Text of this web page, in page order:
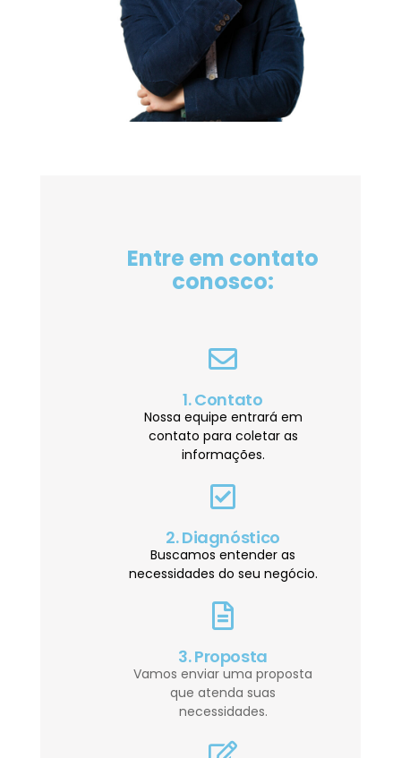
Entre em contato
conosco:
1. Contato
Nossa equipe entrará em
contato para coletar as
informações.
2. Diagnóstico
Buscamos entender as
necessidades do seu negócio.
3. Proposta
Vamos enviar uma proposta
que atenda suas
necessidades.